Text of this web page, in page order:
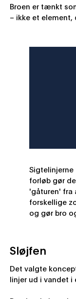
Broen er tænkt
– ikke et element,
forløb gør
'gåturen' fra
forskellige
og gør bro
Sløjfen
Det valgte
linjer ud i vandet i